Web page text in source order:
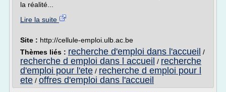
la réalité...
Lire la suite
Site : http://cellule-emploi.ulb.ac.be
Thèmes liés : recherche d'emploi dans l'accueil /
recherche d emploi dans l accueil / recherche
d'emploi pour l'ete / recherche d emploi pour l
ete / offres d'emploi dans l'accueil